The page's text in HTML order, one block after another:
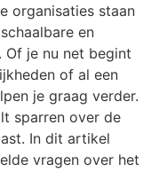
organisaties staan
en
Of je nu net begint
of al een
je graag verder.
sparren over de
In dit artikel
vragen over het